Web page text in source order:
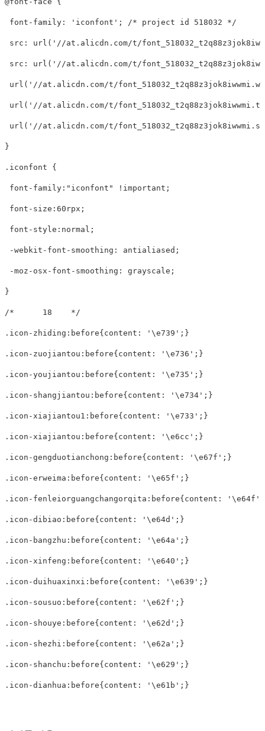
font-family: 'iconfont'; /* project id 518032 */
src: url('//at.alicdn.com/t/
src: url('//at.alicdn.com/t/
url('//at.alicdn.com/t/
url('//at.alicdn.com/t/
url('//at.alicdn.com/t/
}
.iconfont {
font-family:"iconfont" !important;
font-size:60rpx;
font-style:normal;
-webkit-font-smoothing: antialiased;
-moz-osx-font-smoothing: grayscale;
}
/*      18    */
.icon-zhiding:before{content: '\e739';}
.icon-zuojiantou:before{content: '\e736';}
.icon-youjiantou:before{content: '\e735';}
.icon-shangjiantou:before{content: '\e734';}
.icon-xiajiantou1:before{content: '\e733';}
.icon-xiajiantou:before{content: '\e6cc';}
.icon-gengduotianchong:before{content: '\e67f';}
.icon-erweima:before{content: '\e65f';}
.icon-fenleiorguangchangorqita:before{content:
.icon-dibiao:before{content: '\e64d';}
.icon-bangzhu:before{content: '\e64a';}
.icon-xinfeng:before{content: '\e640';}
.icon-duihuaxinxi:before{content: '\e639';}
.icon-sousuo:before{content: '\e62f';}
.icon-shouye:before{content: '\e62d';}
.icon-shezhi:before{content: '\e62a';}
.icon-shanchu:before{content: '\e629';}
.icon-dianhua:before{content: '\e61b';}